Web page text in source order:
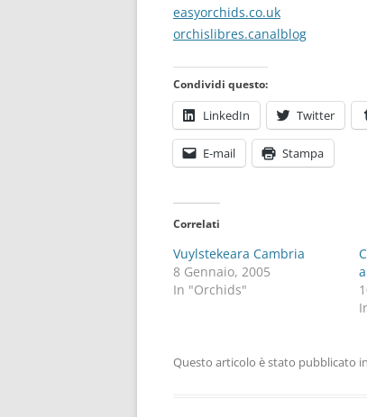
easyorchids.co.uk
orchislibres.canalblog
Condividi questo:
LinkedIn Twitter
E-mail Stampa
Correlati
Vuylstekeara Cambria
8 Gennaio, 2005
In "Orchids"
Questo articolo è stato pubblicato in